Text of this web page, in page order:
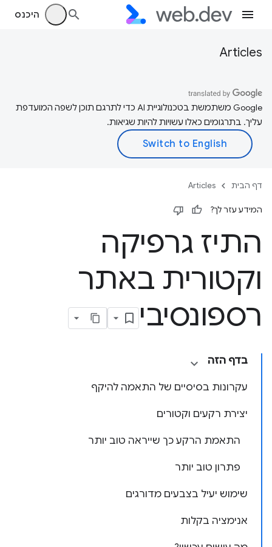
היכנס
Articles
‫Google משתמשת בטכנולוגיית AI כדי לתרגם תוכן לשפה המועדפת
עליך. בתרגומים כאלו עשויות להיות שגיאות.
דף הבית Articles
המידע עזר לך?
התיז גרפיקה
וקטורית באתר
רספונסיבי
בדף הזה
עקרונות בסיסיים של התאמה להיקף
יצירת רקעים וקטורים
התאמת הרקע כך שייראה טוב יותר
פתרון טוב יותר
שימוש יעיל בצבעים מדורגים
אנימציה בקלות